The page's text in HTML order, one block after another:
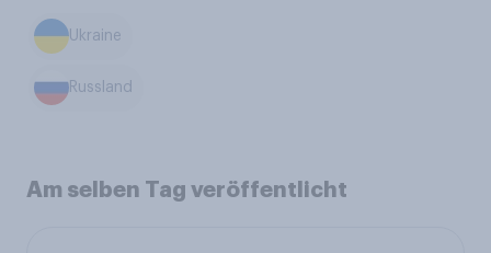
Ukraine
Russland
Am selben Tag veröffentlicht